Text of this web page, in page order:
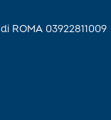
ROMA 03922811009